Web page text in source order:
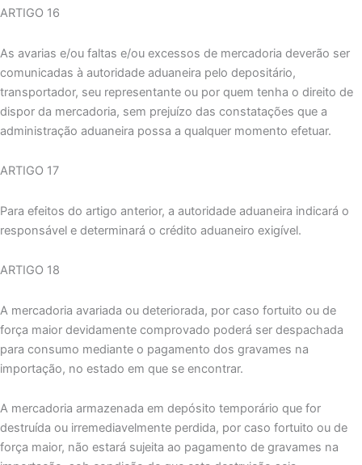
ARTIGO 16
As avarias e/ou faltas e/ou excessos de mercadoria deverão ser
comunicadas à autoridade aduaneira pelo depositário,
transportador, seu representante ou por quem tenha o direito de
dispor da mercadoria, sem prejuízo das constatações que a
administração aduaneira possa a qualquer momento efetuar.
ARTIGO 17
Para efeitos do artigo anterior, a autoridade aduaneira indicará o
responsável e determinará o crédito aduaneiro exigível.
ARTIGO 18
A mercadoria avariada ou deteriorada, por caso fortuito ou de
força maior devidamente comprovado poderá ser despachada
para consumo mediante o pagamento dos gravames na
importação, no estado em que se encontrar.
A mercadoria armazenada em depósito temporário que for
destruída ou irremediavelmente perdida, por caso fortuito ou de
força maior, não estará sujeita ao pagamento de gravames na